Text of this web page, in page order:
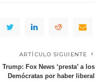
ARTÍCULO SIGUIENTE
Trump: Fox News ‘presta’ a los
Demócratas por haber liberal